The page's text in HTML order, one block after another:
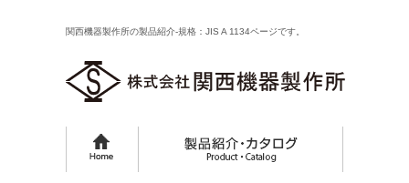
関西機器製作所の製品紹介-規格：JIS A 1134ページです。